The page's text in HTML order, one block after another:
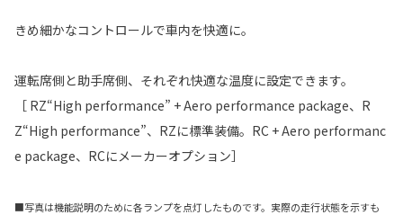
きめ細かなコントロールで車内を快適に。
運転席側と助手席側、それぞれ快適な温度に設定できます。
［ RZ“High performance” + Aero performance package、R
Z“High performance”、RZに標準装備。RC + Aero performanc
e package、RCにメーカーオプション］
■写真は機能説明のために各ランプを点灯したものです。実際の走行状態を示すも